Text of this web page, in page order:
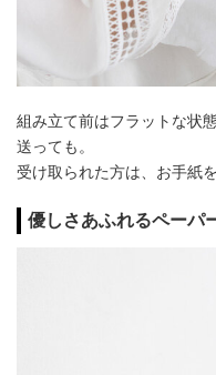
組み立て前はフラットな状
送っても。
受け取られた方は、お手紙
優しさあふれるペーパ